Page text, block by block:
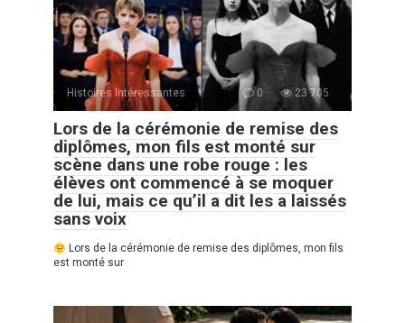
Histoires Intéressantes 0 23 705
Lors de la cérémonie de remise des
diplômes, mon fils est monté sur
scène dans une robe rouge : les
élèves ont commencé à se moquer
de lui, mais ce qu’il a dit les a laissés
sans voix
Lors de la cérémonie de remise des diplômes, mon fils
est monté sur